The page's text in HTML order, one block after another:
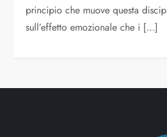
principio che muove questa
sull’effetto emozionale che i […]